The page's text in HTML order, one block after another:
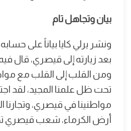
بيان وتجاهل تام
ونشر يرلي كايا بياناً على
بعد زيارته إلى قيصري، قال
ومن القلب إلى القلب مع
تحت ظل علمنا المجيد، لقد
مواطنينا في قيصري، وتجارنا
أرض الكرماء، شعب قيصري